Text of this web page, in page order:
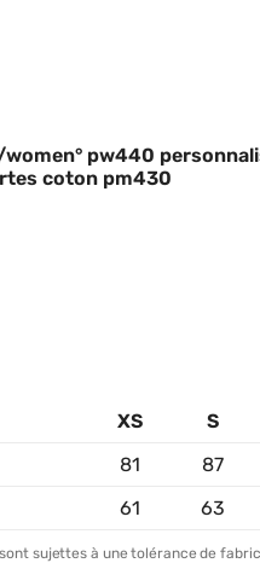
pw440
coton pm430
XS S
81 87
61 63
sujettes à une tolérance de